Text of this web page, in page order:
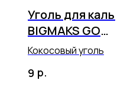
Уголь для
BIGMAKS GO
"Пейджер" 12
Кокосовый уголь
9 р.